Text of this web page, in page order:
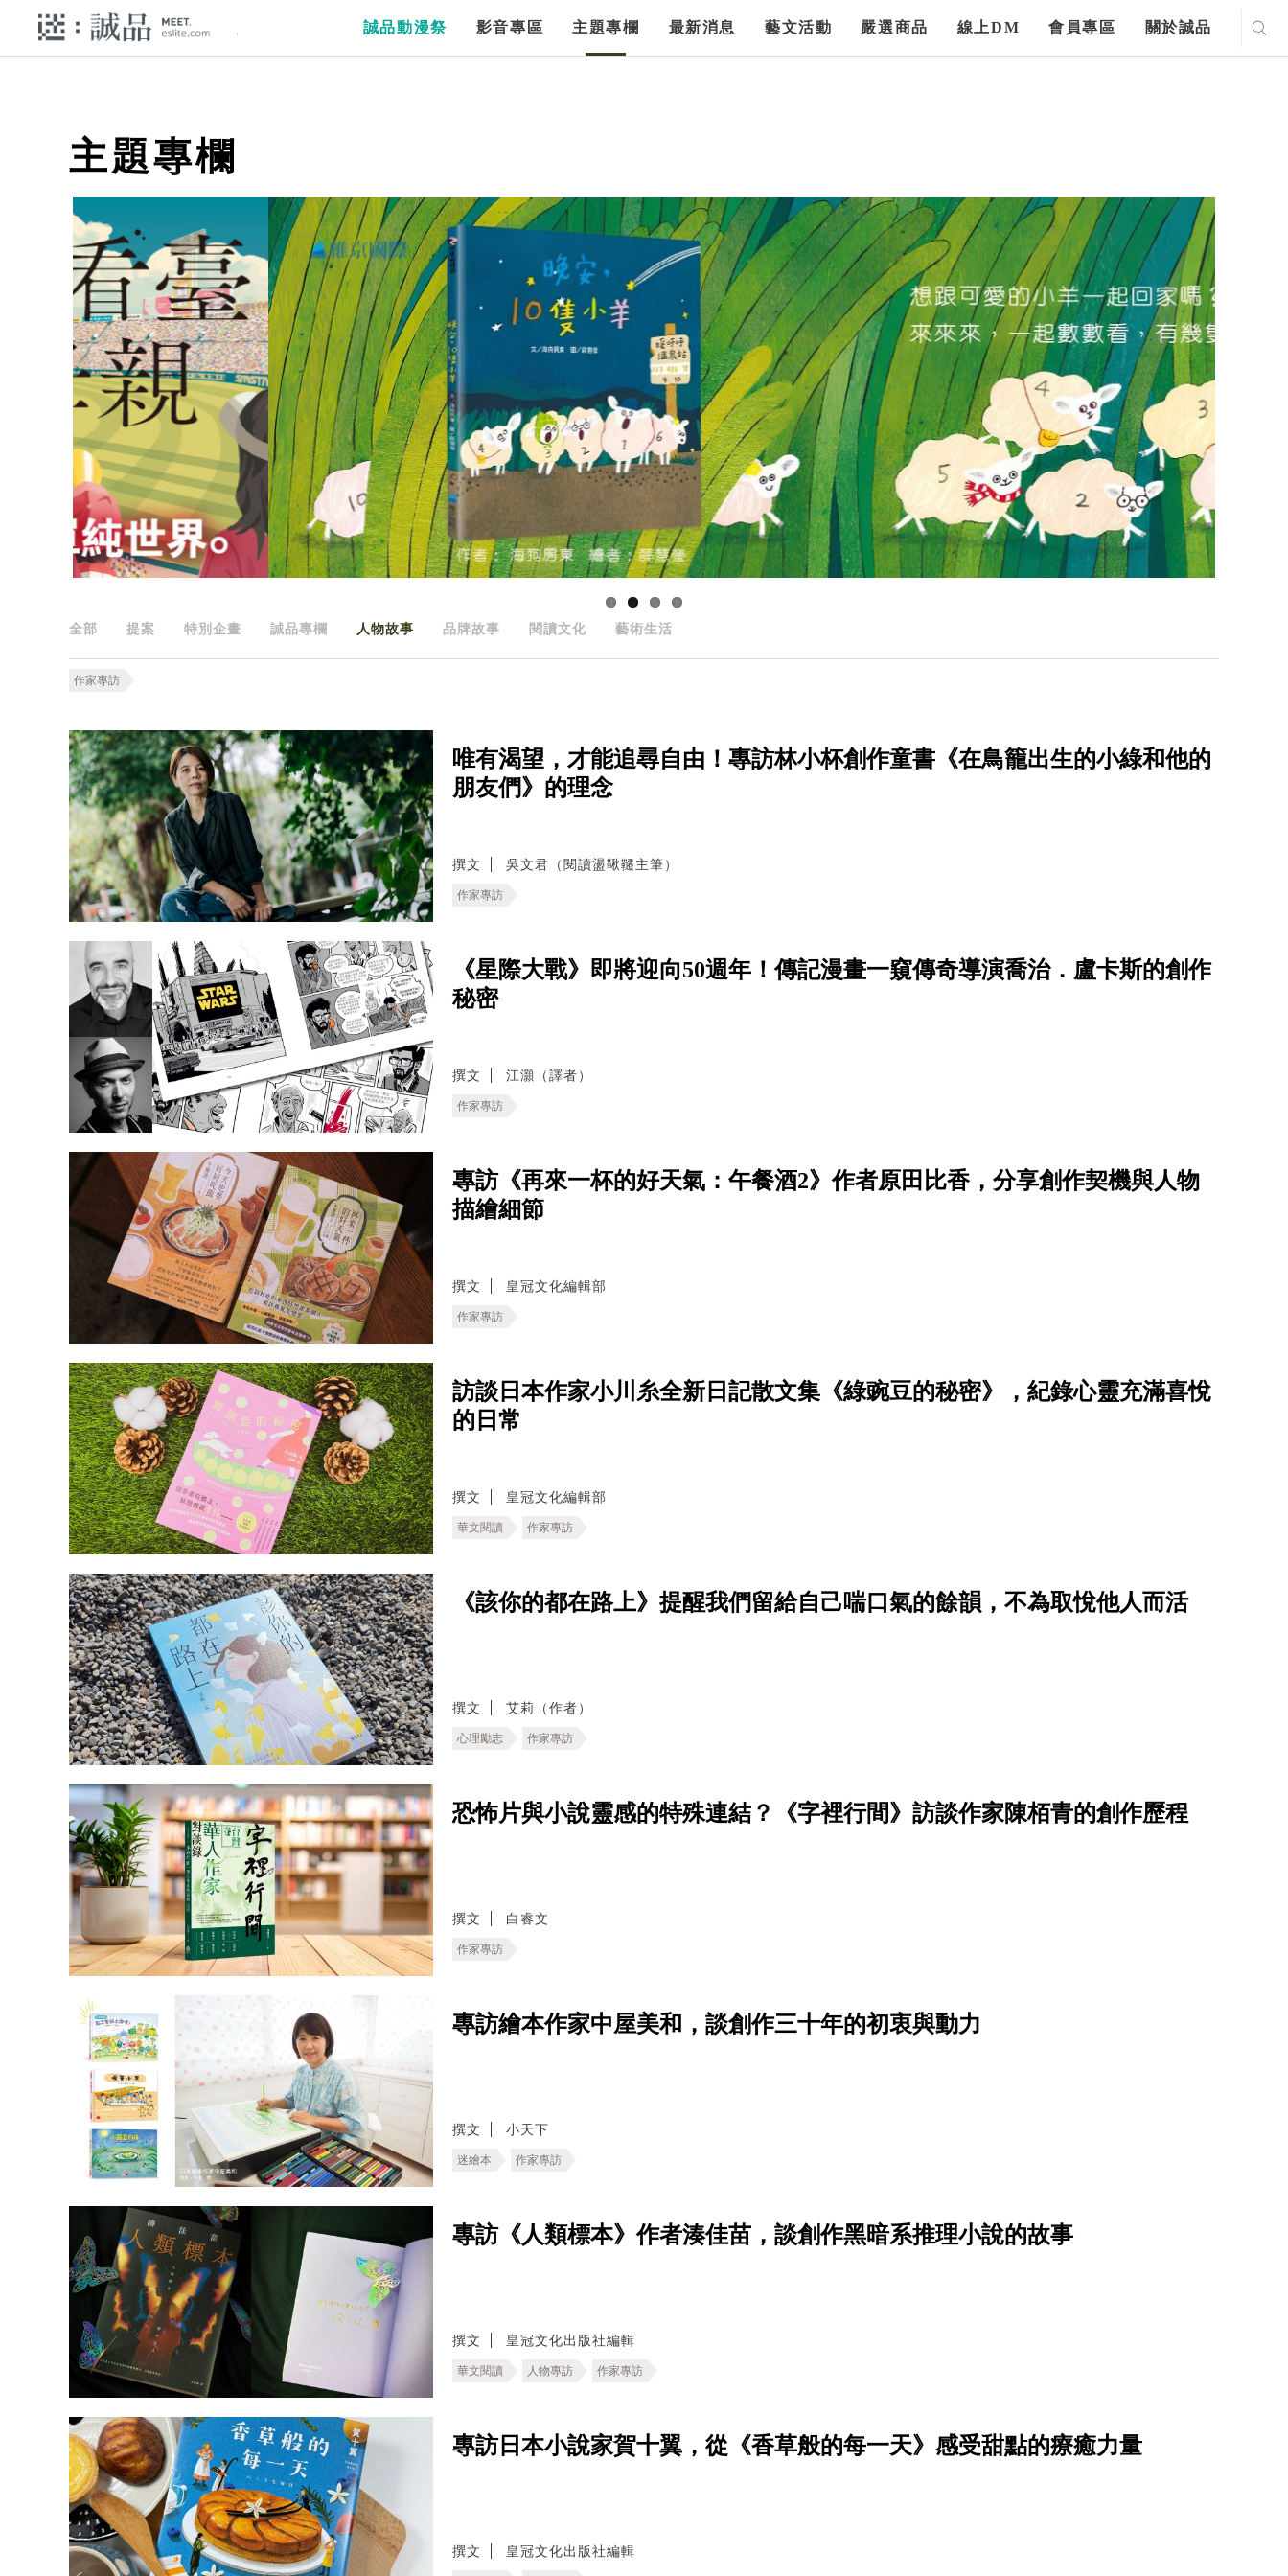
誠品動漫祭 影音專區 主題專欄 最新消息 藝文活動 嚴選商品 線上DM 會員專區 關於誠品
主題專欄
全部 提案 特別企畫 誠品專欄 人物故事 品牌故事 閱讀文化 藝術生活
作家專訪
唯有渴望，才能追尋自由！專訪林小杯創作童書《在鳥籠出生的小綠和他的
朋友們》的理念
撰文 吳文君（閱讀盪鞦韆主筆）
作家專訪
《星際大戰》即將迎向50週年！傳記漫畫一窺傳奇導演喬治．盧卡斯的創作
秘密
撰文 江灝（譯者）
作家專訪
專訪《再來一杯的好天氣：午餐酒2》作者原田比香，分享創作契機與人物
描繪細節
撰文 皇冠文化編輯部
作家專訪
訪談日本作家小川糸全新日記散文集《綠豌豆的秘密》，紀錄心靈充滿喜悅
的日常
撰文 皇冠文化編輯部
華文閱讀 作家專訪
《該你的都在路上》提醒我們留給自己喘口氣的餘韻，不為取悅他人而活
撰文 艾莉（作者）
心理勵志 作家專訪
恐怖片與小說靈感的特殊連結？《字裡行間》訪談作家陳栢青的創作歷程
撰文 白睿文
作家專訪
專訪繪本作家中屋美和，談創作三十年的初衷與動力
撰文 小天下
迷繪本 作家專訪
專訪《人類標本》作者湊佳苗，談創作黑暗系推理小說的故事
撰文 皇冠文化出版社編輯
華文閱讀 人物專訪 作家專訪
專訪日本小說家賀十翼，從《香草般的每一天》感受甜點的療癒力量
撰文 皇冠文化出版社編輯